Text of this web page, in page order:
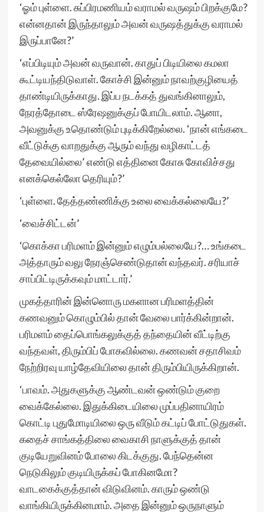
‘ஓம் புள்ளை. சுப்பிரமணியம் வராமல் வருஷம் பிறக்குமே?
என்னதான் இருந்தாலும் அவன் வருஷத்துக்கு வராமல்
இருப்பானே?’
‘எப்பிடியும் அவன் வருவான். காதுப் பிடியிலை கமலா
கூட்டியந்திடுவாள். கோச்சி இன்னும் நாவற்குழியைத்
தாண்டியிருக்காது. இப்ப நடக்கத் துவங்கினாலும்,
நேரத்தோடை ஸ்ரேஷனுக்குப் போயிடலாம். ஆனா,
அவனுக்கு உதொண்டும் புடிக்கிறேல்லை. ‘நான் எங்கடை
வீட்டுக்கு வாறதுக்கு ஆரும் வந்து வழிகாட்டத்
தேவையில்லை’ எண்டு எத்தினை கோசு கோவிச்சது
எனக்கெல்லோ தெரியும்?’
‘புள்ளை. தேத்தண்ணிக்கு உலை வைக்கல்லையே?’
‘வைச்சிட்டன்’
‘கொக்கா பரிமளம் இன்னும் எழும்பல்லையே?… உங்கடை
அத்தாரும் வலு நேரஞ்செண்டுதான் வந்தவர். சரியாச்
சாப்பிட்டிருக்கவும் மாட்டார்.’
முகத்தாரின் இன்னொரு மகளான பரிமளத்தின்
கணவனும் கொழும்பில் தான் வேலை பார்க்கின்றான்.
பரிமளம் தைப்பொங்கலுக்குத் தந்தையின் வீட்டிற்கு
வந்தவள், திரும்பிப் போகவில்லை. கணவன் சதாசிவம்
நேற்றிரவு யாழ்தேவியிலை தான் திரும்பியிருக்கிறான்.
‘பாவம். அதுகளுக்கு ஆண்டவன் ஒண்டும் குறை
வைக்கேல்லை. இதுக்கிடையிலை முப்பதினாயிரம்
கொட்டி புதுமோடியிலை ஒரு வீடும் கட்டிப் போட்டுதுகள்.
கதைச் சாங்கத்திலை வைகாசி நாளுக்குத் தான்
குடியேறுவினம் போலை கிடக்குது. பேந்தென்ன
நெடுகிலும் குடியிருக்கப் போகினமோ?
வாடகைக்குத்தான் விடுவினம். காரும் ஒண்டு
வாங்கியிருக்கினமாம். அதை இன்னும் ஒருநாளும்